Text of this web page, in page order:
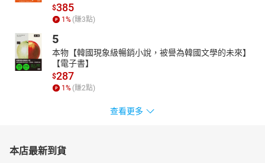
$385
1% (賺3點)
5
本物【韓國現象級暢銷小說，被譽為韓國文學的未來】
【電子書】
$287
1% (賺2點)
查看更多
本店最新到貨